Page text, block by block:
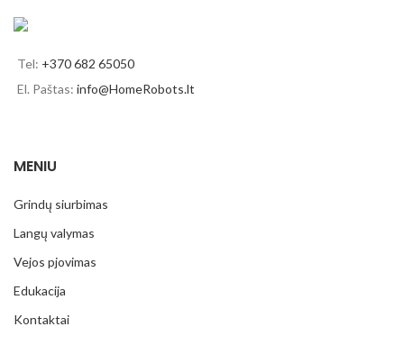
Tel: +370 682 65050
El. Paštas: info@HomeRobots.lt
MENIU
Grindų siurbimas
Langų valymas
Vejos pjovimas
Edukacija
Kontaktai